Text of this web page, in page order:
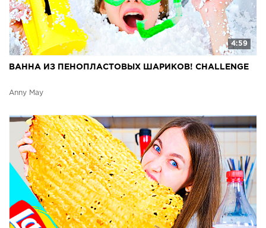
4:59
ВАННА ИЗ ПЕНОПЛАСТОВЫХ ШАРИКОВ! CHALLENGE
Anny May